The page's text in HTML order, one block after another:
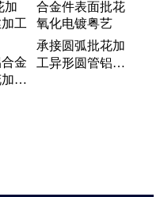
亮边、cd纹螺丝、cd
按键cd纹、cd纹金属
金
工
承接圆弧批花加
工异形圆管铝合